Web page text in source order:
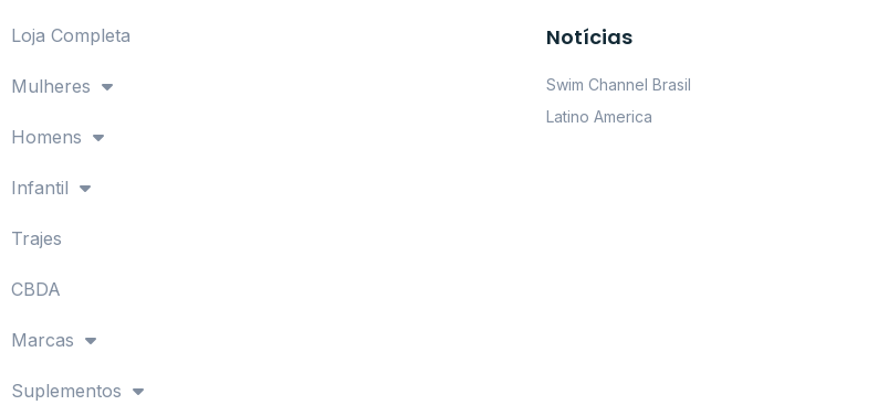
Loja Completa
Mulheres
Homens
Infantil
Trajes
CBDA
Marcas
Suplementos
Notícias
Swim Channel Brasil
Latino America